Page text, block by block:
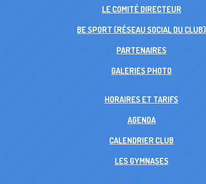
LE COMITÉ DIRECTEUR
BE SPORT (RÉSEAU SOCIAL DU CLUB)
PARTENAIRES
GALERIES PHOTO
HORAIRES ET TARIFS
AGENDA
CALENDRIER CLUB
LES GYMNASES